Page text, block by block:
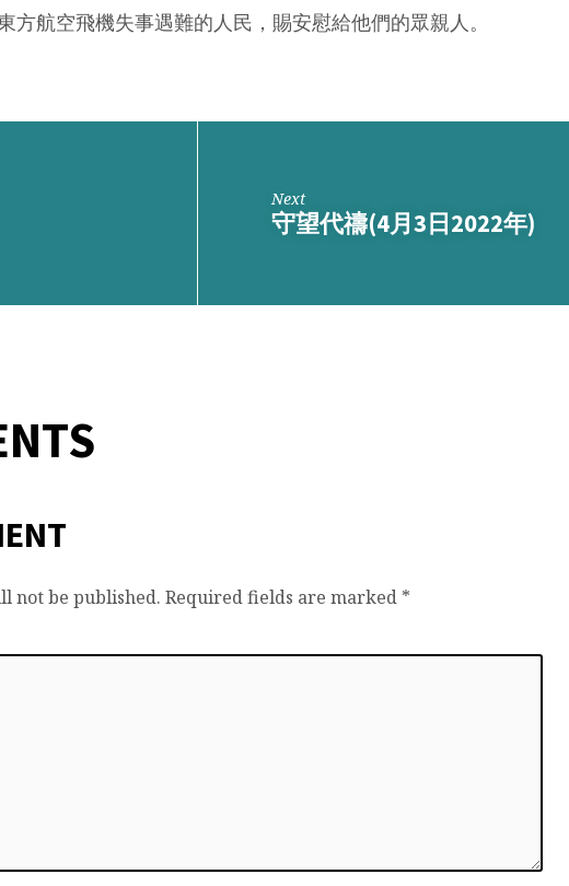
方航空飛機失事遇難的人民，賜安慰給他們的眾親人。
Next
守望代禱(4月3日2022年)
not be published. Required fields are marked *